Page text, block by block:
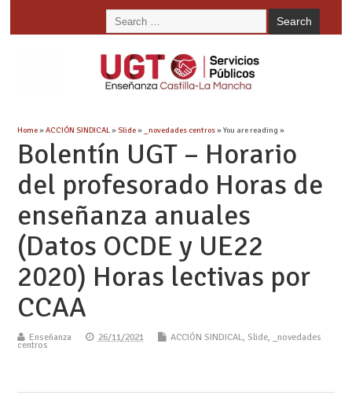
Home»ACCIÓN SINDICAL»Slide» _novedades centros» You are reading »
Bolentín UGT – Horario
del profesorado Horas de
enseñanza anuales
(Datos OCDE y UE22
2020) Horas lectivas por
CCAA
Enseñanza 26/11/2021 ACCIÓN SINDICAL, Slide, _novedades
centros